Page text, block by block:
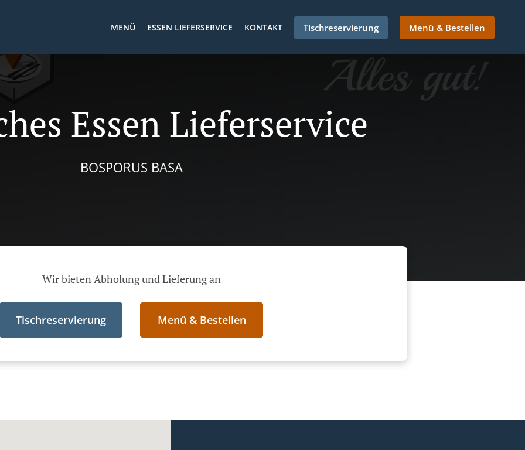
MENÜ ESSEN LIEFERSERVICE KONTAKT Tischreservierung Menü & Bestellen
Essen Lieferservice
BOSPORUS BASA
Wir bieten Abholung und Lieferung an
Tischreservierung Menü & Bestellen